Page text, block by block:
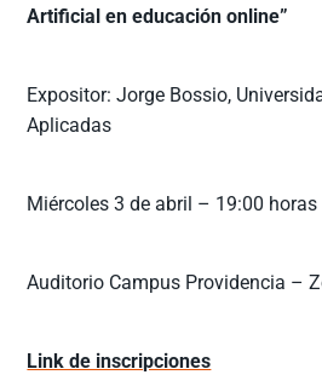
Artificial en educación online”
Expositor: Jorge Bossio,
Aplicadas
Miércoles 3 de abril – 19:00 horas
Auditorio Campus Providencia –
Link de inscripciones